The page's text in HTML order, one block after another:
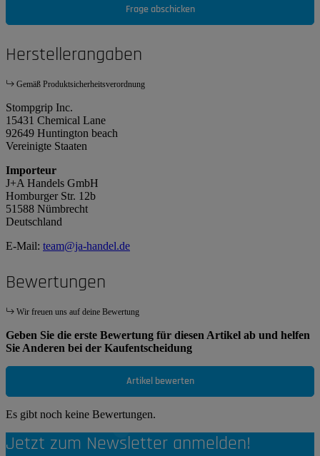
Frage abschicken
Herstellerangaben
Gemäß Produktsicherheitsverordnung
Stompgrip Inc.
15431 Chemical Lane
92649 Huntington beach
Vereinigte Staaten
Importeur
J+A Handels GmbH
Homburger Str. 12b
51588 Nümbrecht
Deutschland
E-Mail: team@ja-handel.de
Bewertungen
Wir freuen uns auf deine Bewertung
Geben Sie die erste Bewertung für diesen Artikel ab und helfen
Sie Anderen bei der Kaufentscheidung
Artikel bewerten
Es gibt noch keine Bewertungen.
Jetzt zum Newsletter anmelden!